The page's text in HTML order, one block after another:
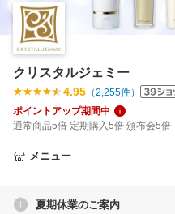
クリスタルジェミー
4.95 （2,255件）
ポイントアップ期間中
通常商品5倍 定期購入5倍 頒布会5倍
メニュー
夏期休業のご案内